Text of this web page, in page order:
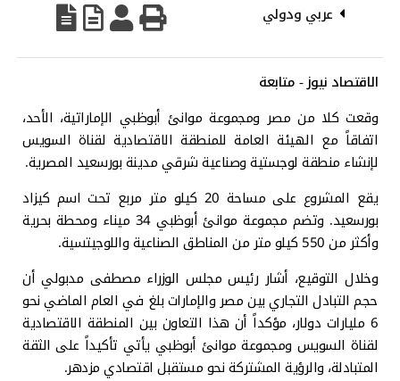
عربي ودولي
الاقتصاد نيوز - متابعة
وقعت كلا من مصر ومجموعة موانئ أبوظبي الإماراتية، الأحد،
اتفاقاً مع الهيئة العامة للمنطقة الاقتصادية لقناة السويس
لإنشاء منطقة لوجستية وصناعية شرقي مدينة بورسعيد المصرية.
يقع المشروع على مساحة 20 كيلو متر مربع تحت اسم كيزاد
بورسعيد. وتضم مجموعة موانئ أبوظبي 34 ميناء ومحطة بحرية
وأكثر من 550 كيلو متر من المناطق الصناعية واللوجيتسية.
وخلال التوقيع، أشار رئيس مجلس الوزراء مصطفى مدبولي أن
حجم التبادل التجاري بين مصر والإمارات بلغ في العام الماضي نحو
6 مليارات دولار، مؤكداً أن هذا التعاون بين المنطقة الاقتصادية
لقناة السويس ومجموعة موانئ أبوظبي يأتي تأكيداً على الثقة
المتبادلة، والرؤية المشتركة نحو مستقبل اقتصادي مزدهر.